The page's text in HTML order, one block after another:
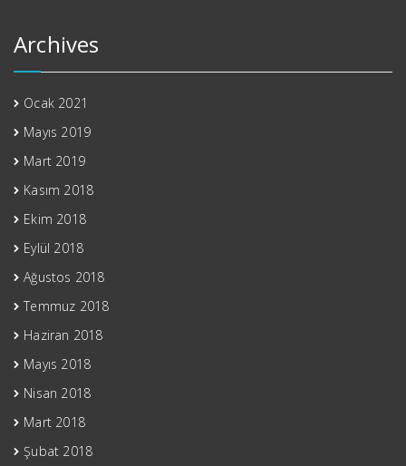
Archives
Ocak 2021
Mayıs 2019
Mart 2019
Kasım 2018
Ekim 2018
Eylül 2018
Ağustos 2018
Temmuz 2018
Haziran 2018
Mayıs 2018
Nisan 2018
Mart 2018
Şubat 2018